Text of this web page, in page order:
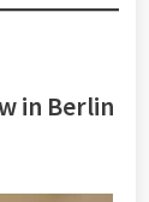
in Berlin